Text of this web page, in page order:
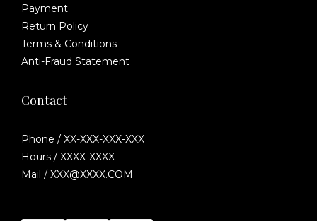
Payment
Return Policy
Terms & Conditions
Anti-Fraud Statement
Contact
Phone / XX-XXX-XXX-XXX
Hours / XXXX-XXXX
Mail / XXX@XXXX.COM